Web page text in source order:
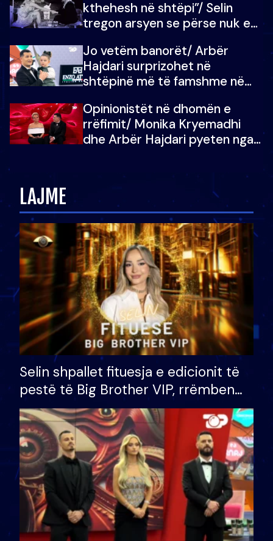
kthehesh në shtëpi”/ Selin
tregon arsyen se përse nuk e
çoja luftën time deri në fund
Jo vetëm banorët/ Arbër
Hajdari surprizohet në
shtëpinë më të famshme në
vajzën e tij
Opinionistët në dhomën e
rrëfimit/ Monika Kryemadhi
dhe Arbër Hajdari pyeten nga
LAJME
Selin shpallet fituesja e edicionit të
pestë të Big Brother VIP, rrëmben
çmimin e madh prej 100 mijë eurosh